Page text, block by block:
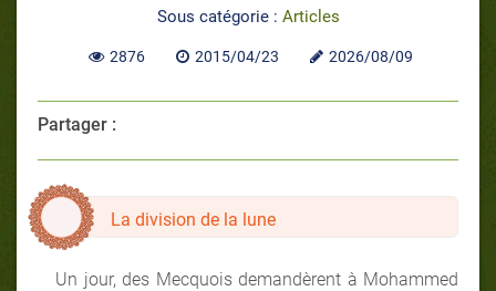
Sous catégorie : Articles
2876 2015/04/23 2026/08/09
Partager :
La division de la lune
Un jour, des Mecquois demandèrent à Mohammed